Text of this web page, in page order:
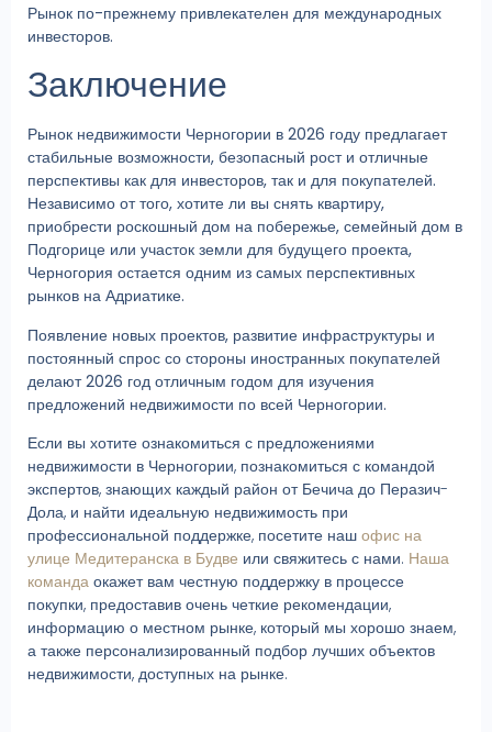
Рынок по-прежнему привлекателен для международных
инвесторов.
Заключение
Рынок недвижимости Черногории в 2026 году предлагает
стабильные возможности, безопасный рост и отличные
перспективы как для инвесторов, так и для покупателей.
Независимо от того, хотите ли вы снять квартиру,
приобрести роскошный дом на побережье, семейный дом в
Подгорице или участок земли для будущего проекта,
Черногория остается одним из самых перспективных
рынков на Адриатике.
Появление новых проектов, развитие инфраструктуры и
постоянный спрос со стороны иностранных покупателей
делают 2026 год отличным годом для изучения
предложений недвижимости по всей Черногории.
Если вы хотите ознакомиться с предложениями
недвижимости в Черногории, познакомиться с командой
экспертов, знающих каждый район от Бечича до Перазич-
Дола, и найти идеальную недвижимость при
профессиональной поддержке, посетите наш офис на
улице Медитеранска в Будве или свяжитесь с нами. Наша
команда окажет вам честную поддержку в процессе
покупки, предоставив очень четкие рекомендации,
информацию о местном рынке, который мы хорошо знаем,
а также персонализированный подбор лучших объектов
недвижимости, доступных на рынке.